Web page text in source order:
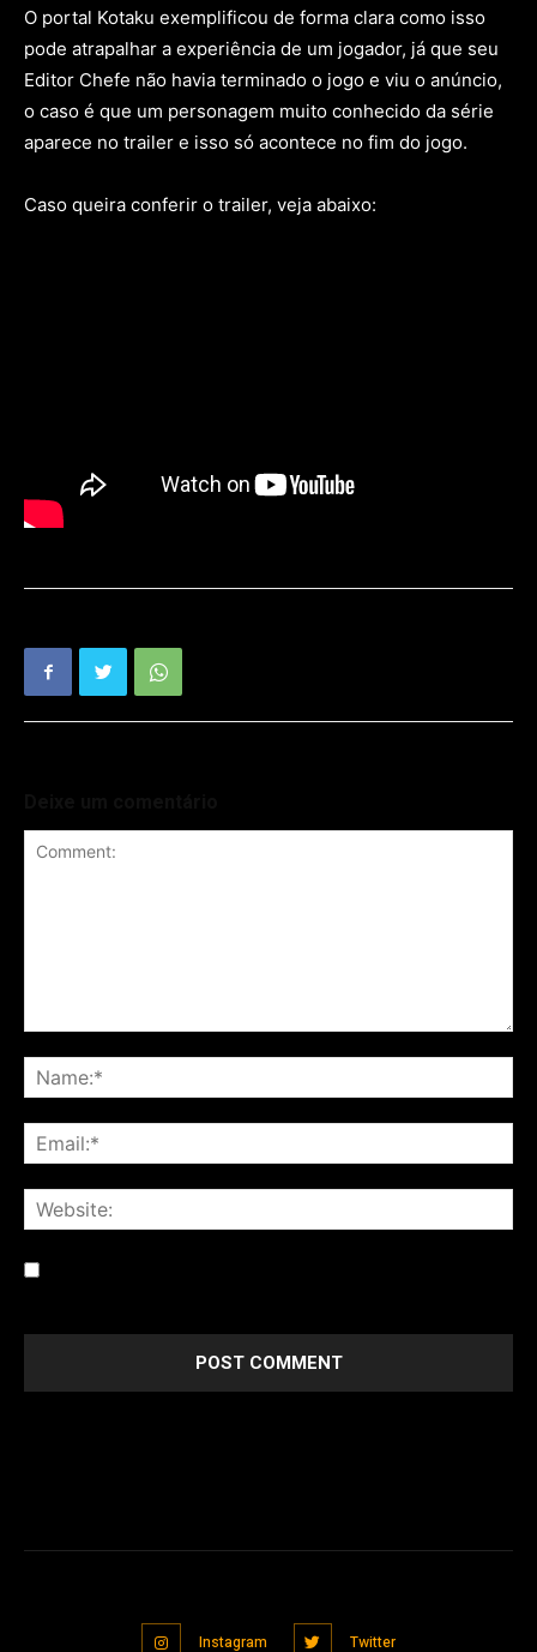
O portal Kotaku exemplificou de forma clara como isso
pode atrapalhar a experiência de um jogador, já que seu
Editor Chefe não havia terminado o jogo e viu o anúncio,
o caso é que um personagem muito conhecido da série
aparece no trailer e isso só acontece no fim do jogo.
Caso queira conferir o trailer, veja abaixo:
Instagram Twitter